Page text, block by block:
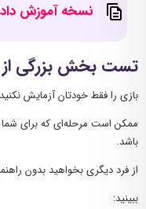
نسخه آموزش
تست بخش بزرگی
بازی را فقط خودتان آزمایش
ممکن است مرحله‌ای که برای شما
باشد.
از فرد دیگری بخواهید بدون
ببینید: